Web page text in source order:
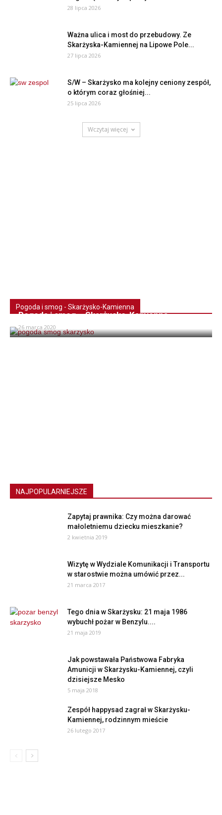
28 lipca 2026
Ważna ulica i most do przebudowy. Ze
Skarżyska-Kamiennej na Lipowe Pole...
27 lipca 2026
S/W – Skarżysko ma kolejny ceniony zespół,
o którym coraz głośniej...
25 lipca 2026
Wczytaj więcej
Pogoda i smog - Skarżysko-Kamienna
Pogoda i smog – Skarżysko-Kamienna
26 marca 2020
NAJPOPULARNIEJSZE
Zapytaj prawnika: Czy można darować
małoletniemu dziecku mieszkanie?
2 kwietnia 2019
Wizytę w Wydziale Komunikacji i Transportu
w starostwie można umówić przez...
21 marca 2017
Tego dnia w Skarżysku: 21 maja 1986
wybuchł pożar w Benzylu....
21 maja 2019
Jak powstawała Państwowa Fabryka
Amunicji w Skarżysku-Kamiennej, czyli
dzisiejsze Mesko
5 maja 2018
Zespół happysad zagrał w Skarżysku-
Kamiennej, rodzinnym mieście
26 lutego 2017